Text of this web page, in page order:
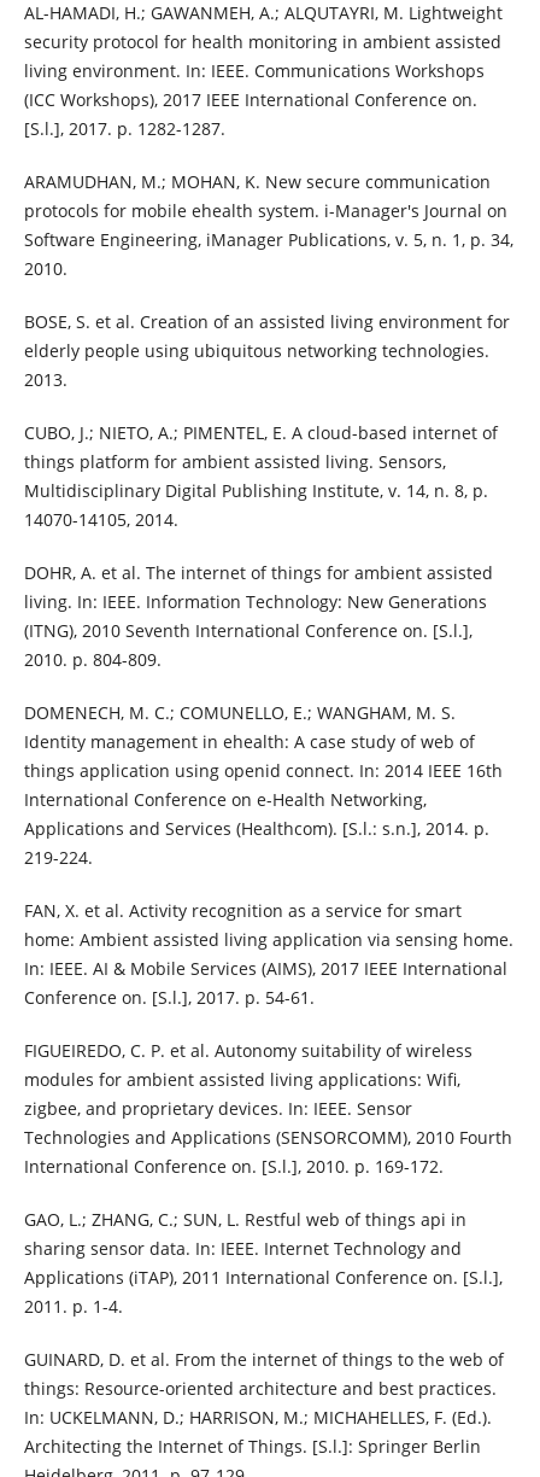
AL-HAMADI, H.; GAWANMEH, A.; ALQUTAYRI, M. Lightweight
security protocol for health monitoring in ambient assisted
living environment. In: IEEE. Communications Workshops
(ICC Workshops), 2017 IEEE International Conference on.
[S.l.], 2017. p. 1282-1287.
ARAMUDHAN, M.; MOHAN, K. New secure communication
protocols for mobile ehealth system. i-Manager's Journal on
Software Engineering, iManager Publications, v. 5, n. 1, p. 34,
2010.
BOSE, S. et al. Creation of an assisted living environment for
elderly people using ubiquitous networking technologies.
2013.
CUBO, J.; NIETO, A.; PIMENTEL, E. A cloud-based internet of
things platform for ambient assisted living. Sensors,
Multidisciplinary Digital Publishing Institute, v. 14, n. 8, p.
14070-14105, 2014.
DOHR, A. et al. The internet of things for ambient assisted
living. In: IEEE. Information Technology: New Generations
(ITNG), 2010 Seventh International Conference on. [S.l.],
2010. p. 804-809.
DOMENECH, M. C.; COMUNELLO, E.; WANGHAM, M. S.
Identity management in ehealth: A case study of web of
things application using openid connect. In: 2014 IEEE 16th
International Conference on e-Health Networking,
Applications and Services (Healthcom). [S.l.: s.n.], 2014. p.
219-224.
FAN, X. et al. Activity recognition as a service for smart
home: Ambient assisted living application via sensing home.
In: IEEE. AI & Mobile Services (AIMS), 2017 IEEE International
Conference on. [S.l.], 2017. p. 54-61.
FIGUEIREDO, C. P. et al. Autonomy suitability of wireless
modules for ambient assisted living applications: Wifi,
zigbee, and proprietary devices. In: IEEE. Sensor
Technologies and Applications (SENSORCOMM), 2010 Fourth
International Conference on. [S.l.], 2010. p. 169-172.
GAO, L.; ZHANG, C.; SUN, L. Restful web of things api in
sharing sensor data. In: IEEE. Internet Technology and
Applications (iTAP), 2011 International Conference on. [S.l.],
2011. p. 1-4.
GUINARD, D. et al. From the internet of things to the web of
things: Resource-oriented architecture and best practices.
In: UCKELMANN, D.; HARRISON, M.; MICHAHELLES, F. (Ed.).
Architecting the Internet of Things. [S.l.]: Springer Berlin